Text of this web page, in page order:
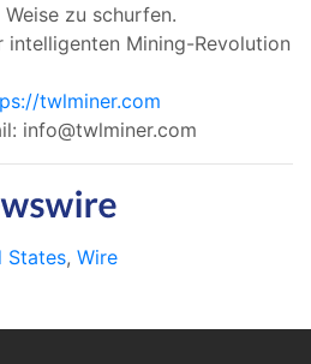
zu schurfen.
intelligenten Mining-Revolution
twlminer.com
info@twlminer.com
States, Wire